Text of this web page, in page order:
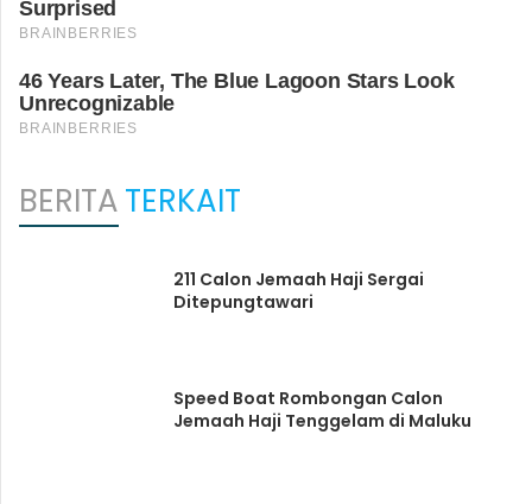
BERITATERKAIT
211 Calon Jemaah Haji Sergai
Ditepungtawari
Speed Boat Rombongan Calon
Jemaah Haji Tenggelam di Maluku